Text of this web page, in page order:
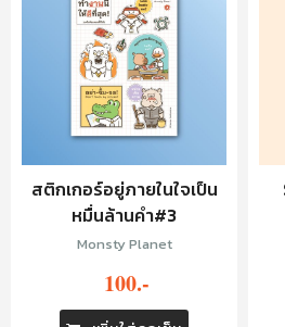
สติกเกอร์อยู่ภายในใจเป็น
หมื่นล้านคำ#3
Monsty Planet
100.-